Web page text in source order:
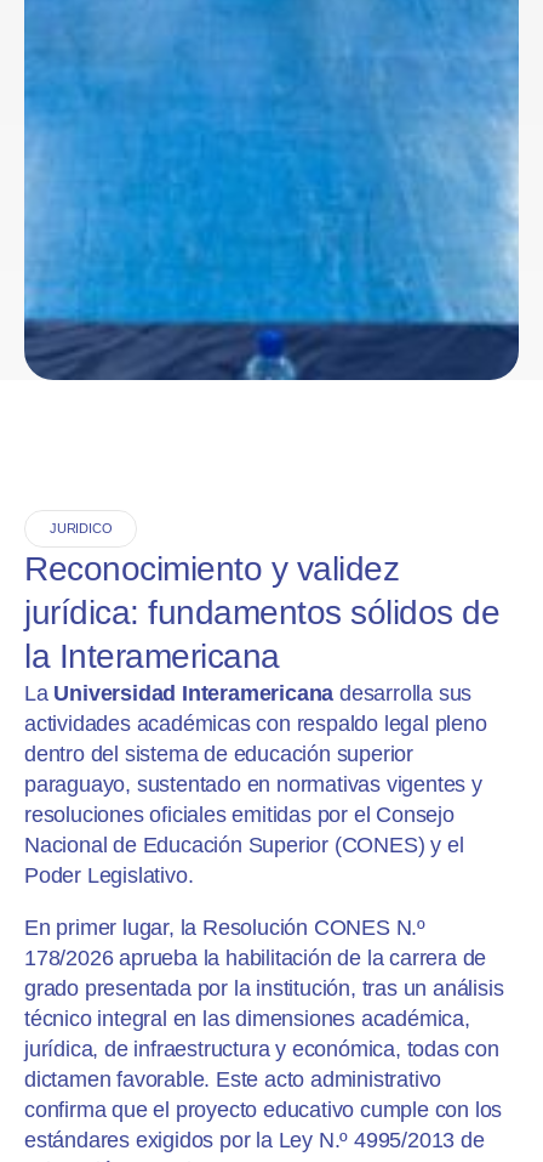
JURIDICO
Reconocimiento y validez
jurídica: fundamentos sólidos de
la Interamericana
La Universidad Interamericana desarrolla sus
actividades académicas con respaldo legal pleno
dentro del sistema de educación superior
paraguayo, sustentado en normativas vigentes y
resoluciones oficiales emitidas por el Consejo
Nacional de Educación Superior (CONES) y el
Poder Legislativo.
En primer lugar, la Resolución CONES N.º
178/2026 aprueba la habilitación de la carrera de
grado presentada por la institución, tras un análisis
técnico integral en las dimensiones académica,
jurídica, de infraestructura y económica, todas con
dictamen favorable. Este acto administrativo
confirma que el proyecto educativo cumple con los
estándares exigidos por la Ley N.º 4995/2013 de